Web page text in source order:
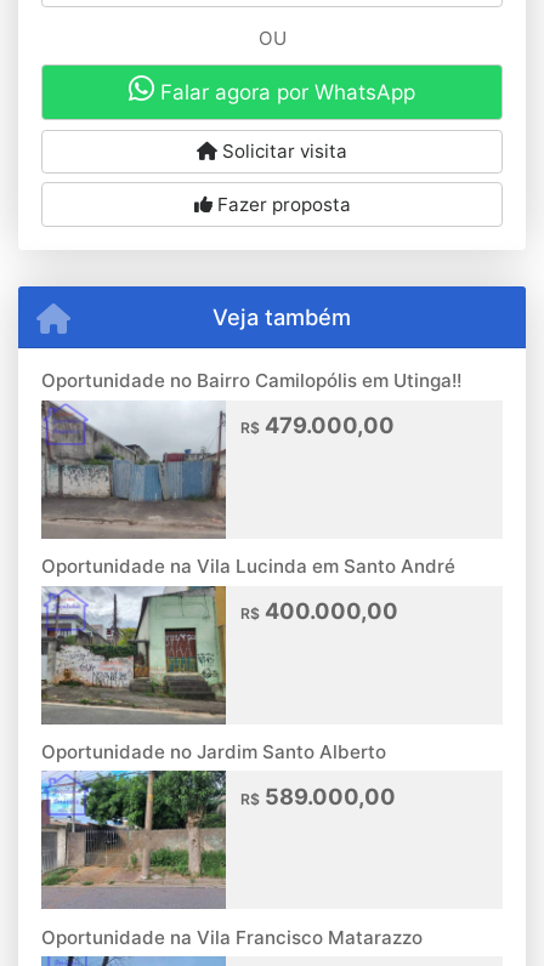
OU
Falar agora por WhatsApp
Solicitar visita
Fazer proposta
Veja também
Oportunidade no Bairro Camilopólis em Utinga!!
R$ 479.000,00
Oportunidade na Vila Lucinda em Santo André
R$ 400.000,00
Oportunidade no Jardim Santo Alberto
R$ 589.000,00
Oportunidade na Vila Francisco Matarazzo